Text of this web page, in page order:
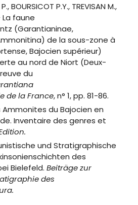
BOURSICOT P.Y., TREVISAN M.,
La faune
(Garantianinae,
de la sous-zone à
Bajocien supérieur)
au nord de Niort (Deux-
du
de la France, n° 1, pp. 81-86.
Ammonites du Bajocien en
Inventaire des genres et
und Stratigraphische
des
Bielefeld.Beiträge zur
des